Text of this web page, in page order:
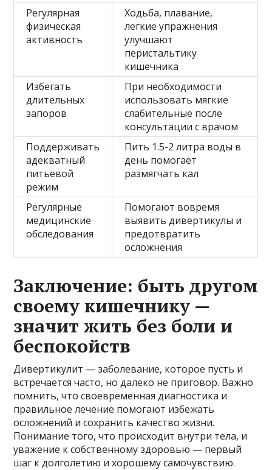
Регулярная
физическая
активность
Ходьба, плавание,
легкие упражнения
улучшают
перистальтику
кишечника
Избегать
длительных
запоров
При необходимости
использовать мягкие
слабительные после
консультации с врачом
Поддерживать
адекватный
питьевой
режим
Пить 1.5-2 литра воды в
день помогает
размягчать кал
Регулярные
медицинские
обследования
Помогают вовремя
выявить дивертикулы и
предотвратить
осложнения
Заключение: быть другом
своему кишечнику —
значит жить без боли и
беспокойств
Дивертикулит — заболевание, которое пусть и
встречается часто, но далеко не приговор. Важно
помнить, что своевременная диагностика и
правильное лечение помогают избежать
осложнений и сохранить качество жизни.
Понимание того, что происходит внутри тела, и
уважение к собственному здоровью — первый
шаг к долголетию и хорошему самочувствию.